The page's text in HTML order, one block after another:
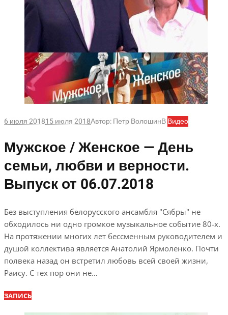
6 июля 201815 июля 2018Автор:Петр ВолошинВВидео
Мужское / Женское — День
семьи, любви и верности.
Выпуск от 06.07.2018
Без выступления белорусского ансамбля "Сябры" не
обходилось ни одно громкое музыкальное событие 80-х.
На протяжении многих лет бессменным руководителем и
душой коллектива является Анатолий Ярмоленко. Почти
полвека назад он встретил любовь всей своей жизни,
Раису. С тех пор они не…
ЗАПИСЬ